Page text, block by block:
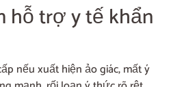
hỗ trợ y tế khẩn
nếu xuất hiện ảo giác, mất ý